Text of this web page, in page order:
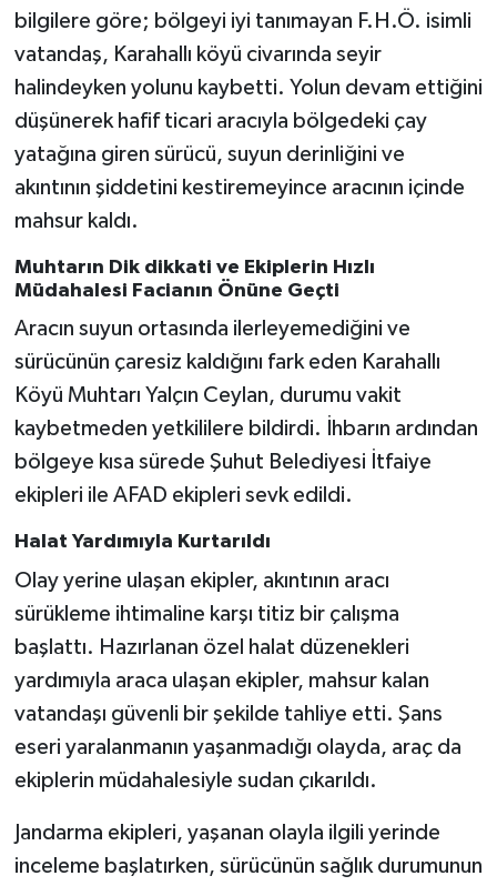
bilgilere göre; bölgeyi iyi tanımayan F.H.Ö. isimli
vatandaş, Karahallı köyü civarında seyir
halindeyken yolunu kaybetti. Yolun devam ettiğini
düşünerek hafif ticari aracıyla bölgedeki çay
yatağına giren sürücü, suyun derinliğini ve
akıntının şiddetini kestiremeyince aracının içinde
mahsur kaldı.
Muhtarın Dik dikkati ve Ekiplerin Hızlı
Müdahalesi Facianın Önüne Geçti
Aracın suyun ortasında ilerleyemediğini ve
sürücünün çaresiz kaldığını fark eden Karahallı
Köyü Muhtarı Yalçın Ceylan, durumu vakit
kaybetmeden yetkililere bildirdi. İhbarın ardından
bölgeye kısa sürede Şuhut Belediyesi İtfaiye
ekipleri ile AFAD ekipleri sevk edildi.
Halat Yardımıyla Kurtarıldı
Olay yerine ulaşan ekipler, akıntının aracı
sürükleme ihtimaline karşı titiz bir çalışma
başlattı. Hazırlanan özel halat düzenekleri
yardımıyla araca ulaşan ekipler, mahsur kalan
vatandaşı güvenli bir şekilde tahliye etti. Şans
eseri yaralanmanın yaşanmadığı olayda, araç da
ekiplerin müdahalesiyle sudan çıkarıldı.
Jandarma ekipleri, yaşanan olayla ilgili yerinde
inceleme başlatırken, sürücünün sağlık durumunun